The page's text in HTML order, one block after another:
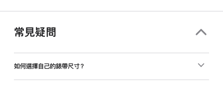
常見疑問
如何選擇自己的錶帶尺寸？